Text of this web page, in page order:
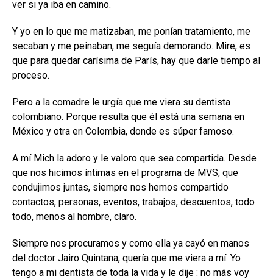
ver si ya iba en camino.
Y yo en lo que me matizaban, me ponían tratamiento, me
secaban y me peinaban, me seguía demorando. Mire, es
que para quedar carísima de París, hay que darle tiempo al
proceso.
Pero a la comadre le urgía que me viera su dentista
colombiano. Porque resulta que él está una semana en
México y otra en Colombia, donde es súper famoso.
A mí Mich la adoro y le valoro que sea compartida. Desde
que nos hicimos íntimas en el programa de MVS, que
condujimos juntas, siempre nos hemos compartido
contactos, personas, eventos, trabajos, descuentos, todo
todo, menos al hombre, claro.
Siempre nos procuramos y como ella ya cayó en manos
del doctor Jairo Quintana, quería que me viera a mí. Yo
tengo a mi dentista de toda la vida y le dije : no más voy